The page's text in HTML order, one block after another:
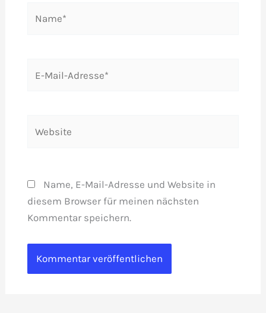
Mail-
Name, E-Mail-Adresse und Website in
diesem Browser für meinen nächsten
Kommentar speichern.